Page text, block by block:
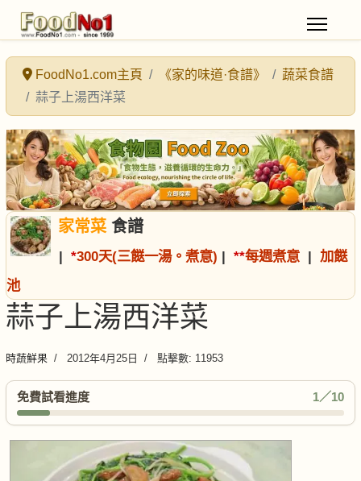
FoodNo1.com主頁 《家的味道·食譜》
蔬菜食譜
蒜子上湯西洋菜
家常菜食譜
| *300天(三餸一湯。煮意) | **每週煮意 | 加餸
池
蒜子上湯西洋菜
時蔬鮮果 2012年4月25日 點擊數: 11953
免費試看進度 1／10